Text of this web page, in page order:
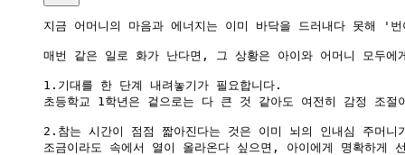
지금 어머니의 마음과 에너지는 이미 바닥을 드러내다 못해
매번 같은 일로 화가 난다면, 그 상황은 아이와 어머니 모두
​1.기대를 한 단계 내려놓기가 필요합니다.
초등학교 1학년은 겉으로는 다 큰 것 같아도 여전히 감정 조
2.참는 시간이 점점 짧아진다는 것은 이미 뇌의 인내심 주머
조금이라도 속에서 열이 올라온다 싶으면, 아이에게 명확하